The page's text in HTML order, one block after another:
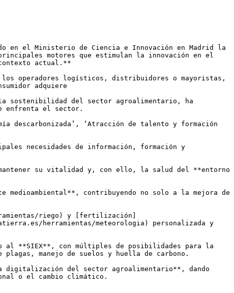
en el Ministerio de Ciencia e Innovación en Madrid la
motores que estimulan la innovación en el
actual.**
operadores logísticos, distribuidores o mayoristas,
adquiere
sostenibilidad del sector agroalimentario, ha
enfrenta el sector.
descarbonizada’, ‘Atracción de talento y formación
necesidades de información, formación y
su vitalidad y, con ello, la salud del **entorno
medioambiental**, contribuyendo no solo a la mejora de
riego) y [fertilización]
herramientas/meteorologia) personalizada y
al **SIEX**, con múltiples de posibilidades para la
manejo de suelos y huella de carbono.
digitalización del sector agroalimentario**, dando
o el cambio climático.